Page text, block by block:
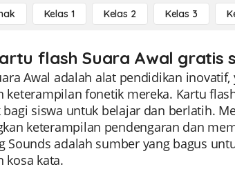
Kelas 1 Kelas 2 Kelas 3
flash Suara Awal gratis
Awal adalah alat pendidikan
keterampilan fonetik mereka. Kartu
siswa untuk belajar dan berlatih.
keterampilan pendengaran dan
Sounds adalah sumber yang bagus
kosa kata.